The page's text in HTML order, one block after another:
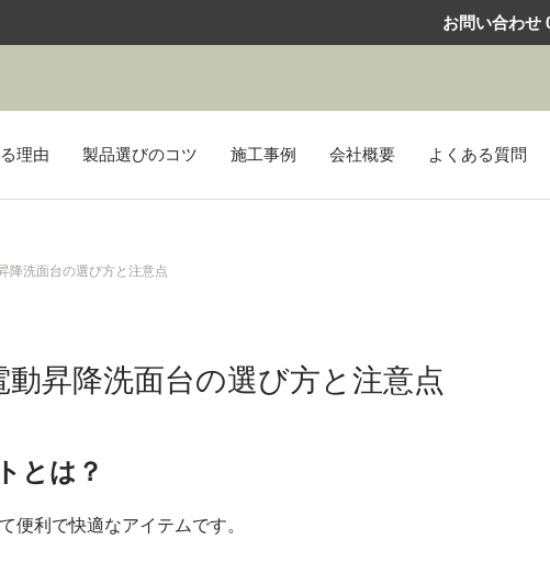
お問い合わせ
理由 製品選びのコツ 施工事例 会社概要 よくある質問
降洗面台の選び方と注意点
昇降洗面台の選び方と注意点
とは？
便利で快適なアイテムです。